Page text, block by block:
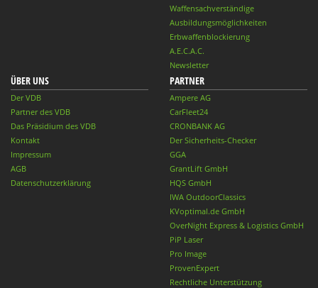
Waffensachverständige
Ausbildungsmöglichkeiten
Erbwaffenblockierung
A.E.C.A.C.
Newsletter
ÜBER UNS
Der VDB
Partner des VDB
Das Präsidium des VDB
Kontakt
Impressum
AGB
Datenschutzerklärung
PARTNER
Ampere AG
CarFleet24
CRONBANK AG
Der Sicherheits-Checker
GGA
GrantLift GmbH
HQS GmbH
IWA OutdoorClassics
KVoptimal.de GmbH
OverNight Express & Logistics GmbH
PiP Laser
Pro Image
ProvenExpert
Rechtliche Unterstützung